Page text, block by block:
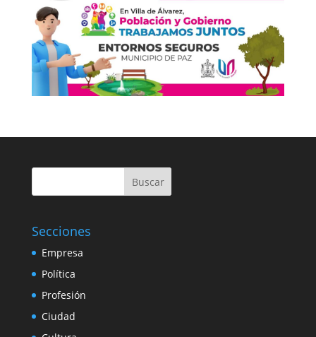
Buscar
Secciones
Empresa
Política
Profesión
Ciudad